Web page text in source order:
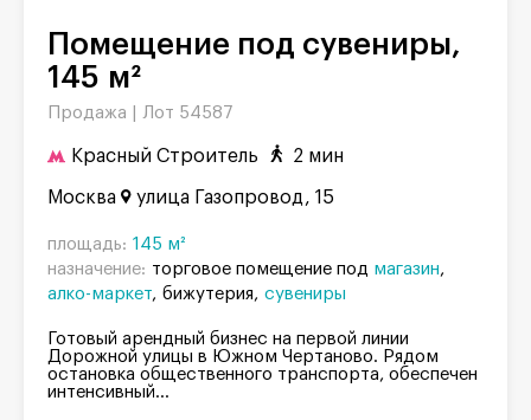
Помещение под сувениры,
145 м²
Продажа | Лот 54587
Красный Строитель 2 мин
Москва улица Газопровод, 15
площадь: 145 м²
назначение: торговое помещение под магазин
алко-маркет бижутерия сувениры
Готовый арендный бизнес на первой линии
Дорожной улицы в Южном Чертаново. Рядом
остановка общественного транспорта, обеспечен
интенсивный...